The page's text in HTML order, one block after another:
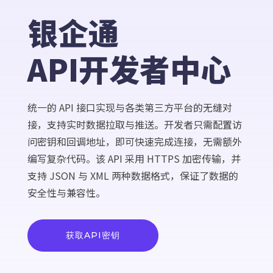
银企通
API开发者中心
统一的 API 接口实现与各类第三方平台的无缝对
接，支持实时数据拉取与推送。开发者只需配置访
问密钥和回调地址，即可快速完成连接，无需额外
编写复杂代码。该 API 采用 HTTPS 加密传输，并
支持 JSON 与 XML 两种数据格式，保证了数据的
安全性与兼容性。
获取API密钥